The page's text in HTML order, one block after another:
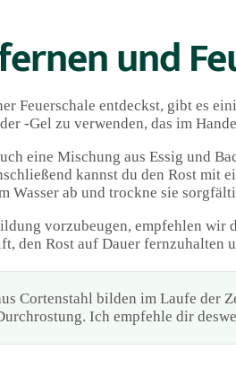
und
Feuerschale entdeckst, gibt es
-Gel zu verwenden, das im
eine Mischung aus Essig und
kannst du den Rost mit
Wasser ab und trockne sie
vorzubeugen, empfehlen wir
den Rost auf Dauer fernzuhalten
Cortenstahl bilden im Laufe der
Ich empfehle dir